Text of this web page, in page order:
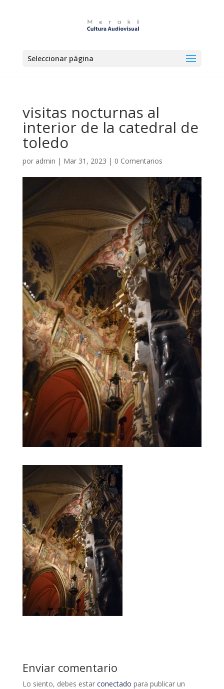
Seleccionar página
visitas nocturnas al
interior de la catedral de
toledo
por admin | Mar 31, 2023 | 0 Comentarios
Enviar comentario
Lo siento, debes estar conectado para publicar un